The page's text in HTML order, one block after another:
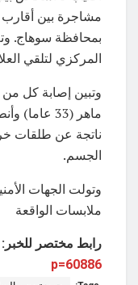
مشاجرة بين أقارب
بمحافظة سوهاج.
المركزي لتلقي
ناتجة عن طلقات
الجسم.
وتولت الجهات
ملابسات الواقعة
رابط مختصر للخبر:
p=60886